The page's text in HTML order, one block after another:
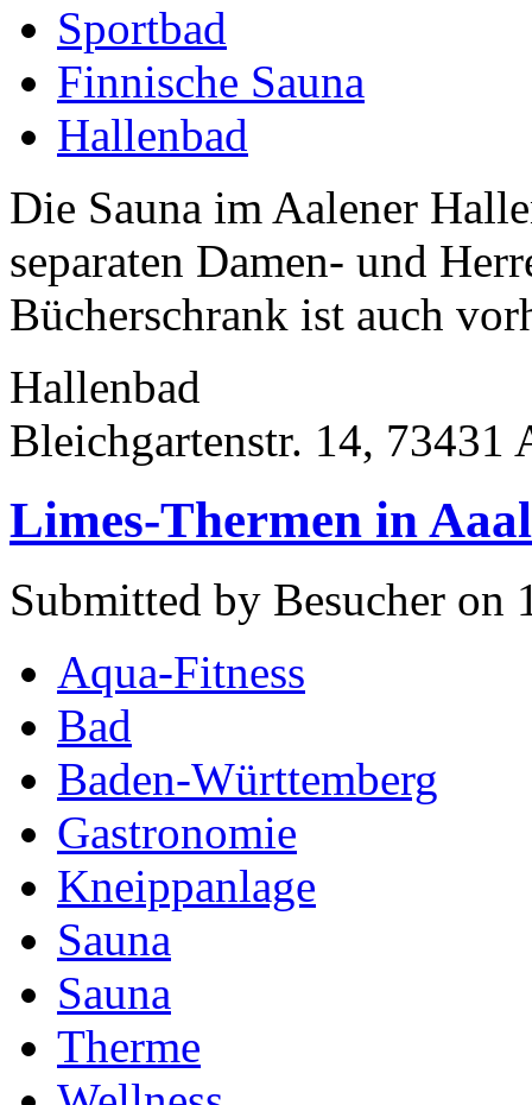
Sportbad
Finnische Sauna
Hallenbad
Die Sauna im Aalener
separaten Damen- und
Bücherschrank ist auch
Hallenbad
Bleichgartenstr. 14, 73431
Limes-Thermen in
Submitted by Besucher on
Aqua-Fitness
Bad
Baden-Württemberg
Gastronomie
Kneippanlage
Sauna
Sauna
Therme